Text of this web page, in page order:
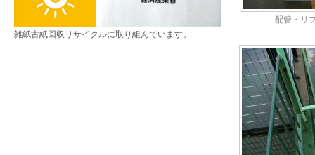
配管・リ
雑紙古紙回収リサイクルに取り組んでいます。